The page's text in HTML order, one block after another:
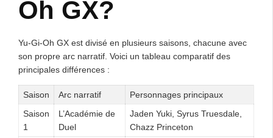
Oh GX?
Yu-Gi-Oh GX est divisé en plusieurs saisons, chacune avec
son propre arc narratif. Voici un tableau comparatif des
principales différences :
Saison Arc narratif
Personnages principaux
Saison
1
L’Académie de
Duel
Jaden Yuki, Syrus Truesdale,
Chazz Princeton